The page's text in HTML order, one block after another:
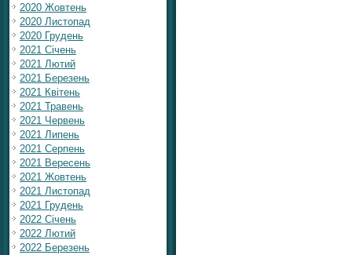
2020 Жовтень
2020 Листопад
2020 Грудень
2021 Січень
2021 Лютий
2021 Березень
2021 Квітень
2021 Травень
2021 Червень
2021 Липень
2021 Серпень
2021 Вересень
2021 Жовтень
2021 Листопад
2021 Грудень
2022 Січень
2022 Лютий
2022 Березень